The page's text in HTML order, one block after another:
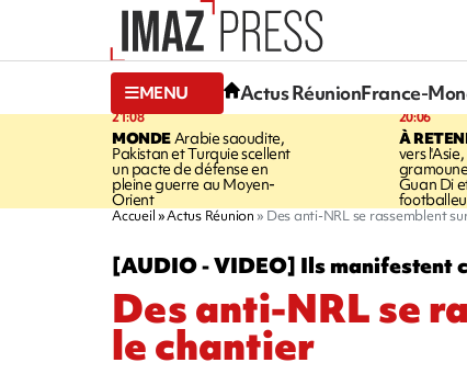
MENU Actus RéunionFrance-
21:08
MONDE Arabie saoudite,
Pakistan et Turquie scellent
un pacte de défense en
pleine guerre au Moyen-
Orient
20:06
À
vers
Guan Di
Accueil Actus Réunion Des anti-NRL se rassemblent
[AUDIO - VIDEO] Ils manifestent
Des anti-NRL se
le chantier